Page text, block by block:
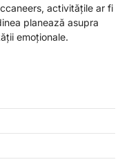
activitățile ar fi
planează asupra
emoționale.